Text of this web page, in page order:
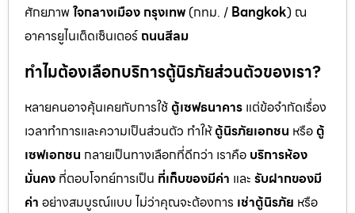
ศักยภาพใจกลางเมือง กรุงเทพ(กทม. / Bangkok) ณ
อาคารยูไนเต็ดเซ็นเตอร์ ถนนสีลม
ทำไมต้องเลือกบริการตู้นิรภัยส่วนตัวของเรา?
หลายคนอาจคุ้นเคยกับการใช้ ตู้เซฟธนาคาร แต่ข้อจำกัดเรื่อง
เวลาทำการและความเป็นส่วนตัว ทำให้ตู้นิรภัยเอกชน หรือ ตู้
เซฟเอกชน กลายเป็นทางเลือกที่ดีกว่า เราคือ บริการห้อง
มั่นคง ที่ตอบโจทย์การเป็น ที่เก็บของมีค่า และ รับฝากของมี
ค่า อย่างสมบูรณ์แบบ ไม่ว่าคุณจะต้องการ เช่าตู้นิรภัย หรือ